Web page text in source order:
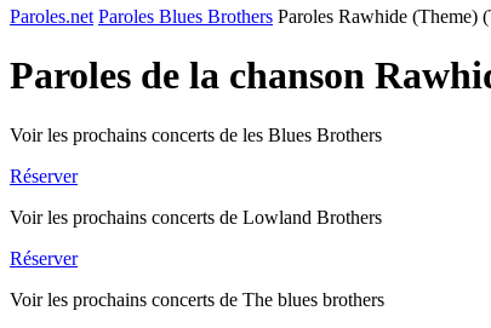
Paroles.net Paroles Blues Brothers Paroles Rawhide (Theme)
Paroles de la chanson
Voir les prochains concerts de les Blues Brothers
Réserver
Voir les prochains concerts de Lowland Brothers
Réserver
Voir les prochains concerts de The blues brothers